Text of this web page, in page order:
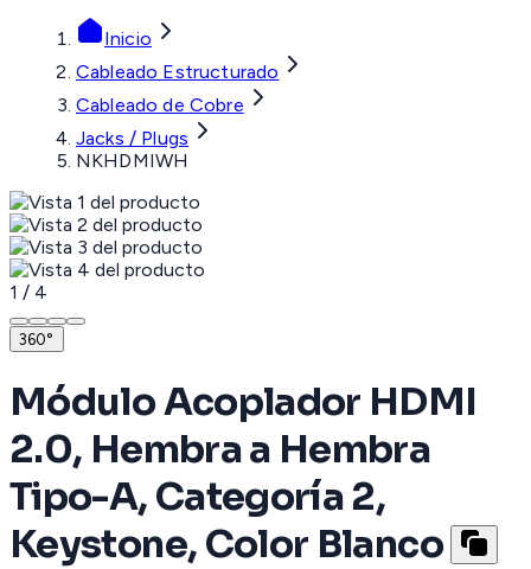
Inicio
Cableado Estructurado
Cableado de Cobre
Jacks / Plugs
NKHDMIWH
1 / 4
360°
Módulo Acoplador HDMI
2.0, Hembra a Hembra
Tipo-A, Categoría 2,
Keystone, Color Blanco